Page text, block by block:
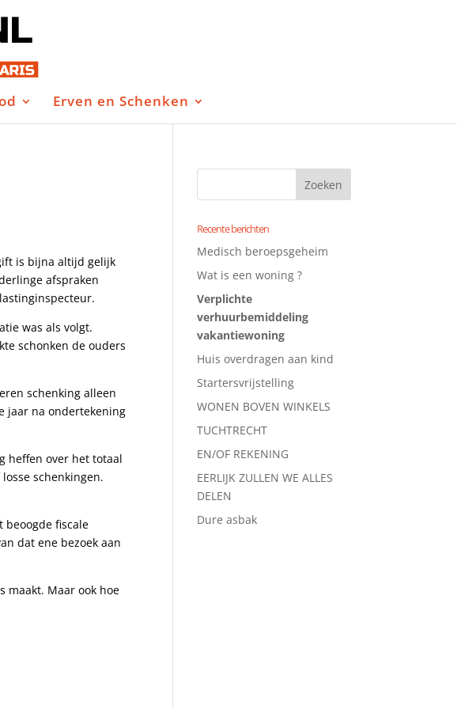
Erven en Schenken
is bijna altijd gelijk
afspraken
was als volgt.
schonken de ouders
schenking alleen
jaar na ondertekening
heffen over het totaal
schenkingen.
beoogde fiscale
dat ene bezoek aan
maakt. Maar ook hoe
Recente berichten
Medisch beroepsgeheim
Wat is een woning ?
Verplichte
verhuurbemiddeling
vakantiewoning
Huis overdragen aan kind
Startersvrijstelling
WONEN BOVEN WINKELS
TUCHTRECHT
EN/OF REKENING
EERLIJK ZULLEN WE ALLES
DELEN
Dure asbak